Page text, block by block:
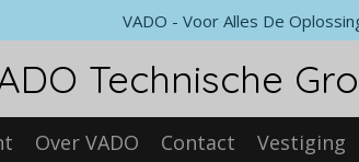
VADO - Voor Alles De
Technische
Over VADO Contact Vestiging